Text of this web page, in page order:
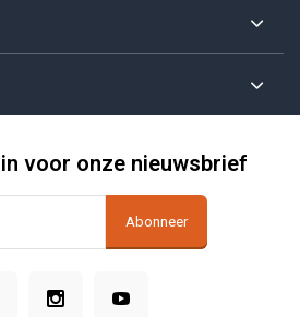
voor onze nieuwsbrief
Abonneer